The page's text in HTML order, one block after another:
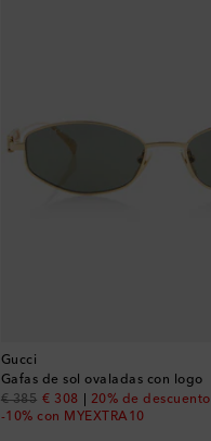
Gucci
Gafas de sol ovaladas con logo
€ 385
original price
€ 308
discount price20% de descuento
-10% con MYEXTRA10